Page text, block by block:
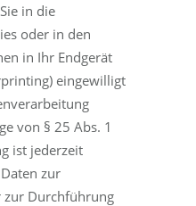
in die
oder in den
in Ihr Endgerät
eingewilligt
von § 25 Abs. 1
ist jederzeit
zur
zur Durchführung